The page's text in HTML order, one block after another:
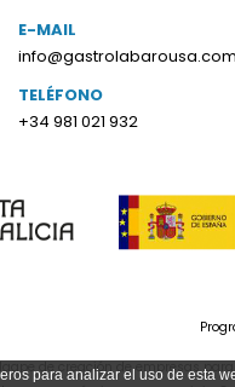
para analizar el uso de esta
E-MAIL
info@gastrolabarousa.com
TELÉFONO
+34 981 021 932
de creación de empresas